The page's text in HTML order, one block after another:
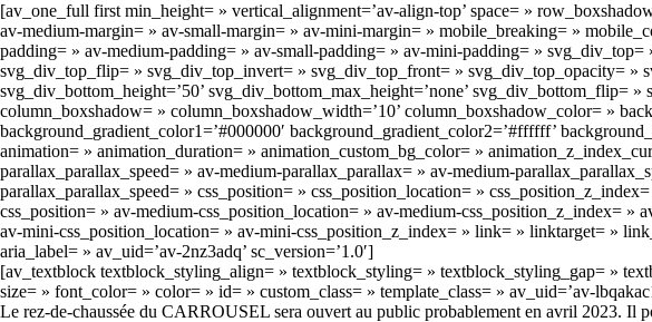
[av_one_full first min_height= » vertical_alignment=’av-align-top’ space= »
av-medium-margin= » av-small-margin= » av-mini-margin= » mobile_breaking= »
padding= » av-medium-padding= » av-small-padding= » av-mini-padding= » svg_div_top=
svg_div_top_flip= » svg_div_top_invert= » svg_div_top_front= » svg_div_top_opacity= »
svg_div_bottom_height=’50’ svg_div_bottom_max_height=’none’
column_boxshadow= » column_boxshadow_width=’10’ column_boxshadow_color= »
background_gradient_color1=’#000000′ background_gradient_color2=’#ffffff’
animation= » animation_duration= » animation_custom_bg_color= »
parallax_parallax_speed= » av-medium-parallax_parallax= » av-medium-
parallax_parallax_speed= » css_position= » css_position_location= »
css_position= » av-medium-css_position_location= » av-medium-css_position_z_index=
av-mini-css_position_location= » av-mini-css_position_z_index= » link= » linktarget= »
aria_label= » av_uid=’av-2nz3adq’ sc_version=’1.0′]
[av_textblock textblock_styling_align= » textblock_styling= » textblock_styling_gap= »
size= » font_color= » color= » id= » custom_class= » template_class= » av_uid=’av-
Le rez-de-chaussée du CARROUSEL sera ouvert au public probablement en avril 2023. Il